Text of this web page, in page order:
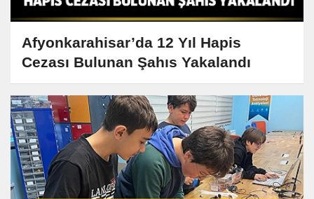
Afyonkarahisar’da 12 Yıl Hapis
Cezası Bulunan Şahıs Yakalandı